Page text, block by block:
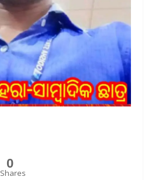
0
Shares